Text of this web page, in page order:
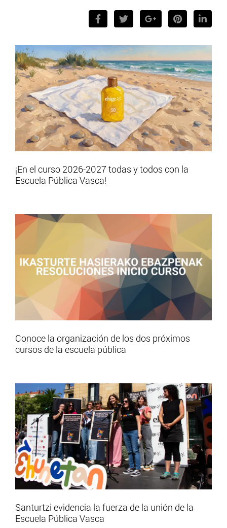
¡En el curso 2026-2027 todas y todos con la
Escuela Pública Vasca!
Conoce la organización de los dos próximos
cursos de la escuela pública
Santurtzi evidencia la fuerza de la unión de la
Escuela Pública Vasca